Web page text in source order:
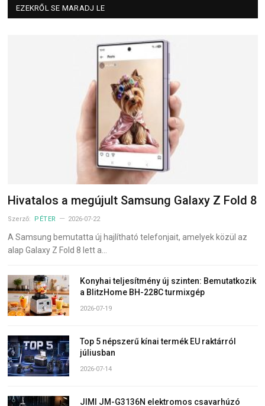
EZEKRŐL SE MARADJ LE
Hivatalos a megújult Samsung Galaxy Z Fold 8
Szerző: PÉTER 2026-07-22
A Samsung bemutatta új hajlítható telefonjait, amelyek közül az
alap Galaxy Z Fold 8 lett a…
Konyhai teljesítmény új szinten: Bemutatkozik
a BlitzHome BH-228C turmixgép
2026-07-19
Top 5 népszerű kínai termék EU raktárról
júliusban
2026-07-14
JIMI JM-G3136N elektromos csavarhúzó